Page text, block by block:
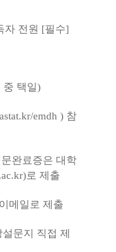
자 전원 [필수]
중 택일)
emdh ) 참
완료증은 대학
로 제출
메일로 제출
문지 직접 제